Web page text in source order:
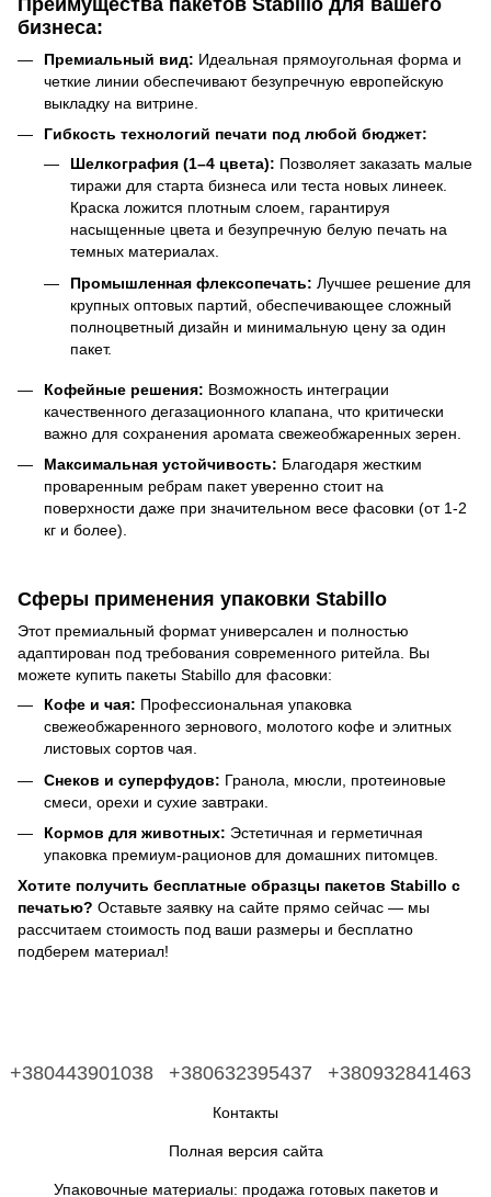
бизнеса:
Премиальный вид: Идеальная прямоугольная форма и
четкие линии обеспечивают безупречную европейскую
выкладку на витрине.
Гибкость технологий печати под любой бюджет:
Шелкография (1–4 цвета): Позволяет заказать малые
тиражи для старта бизнеса или теста новых линеек.
Краска ложится плотным слоем, гарантируя
насыщенные цвета и безупречную белую печать на
темных материалах.
Промышленная флексопечать: Лучшее решение для
крупных оптовых партий, обеспечивающее сложный
полноцветный дизайн и минимальную цену за один
пакет.
Кофейные решения: Возможность интеграции
качественного дегазационного клапана, что критически
важно для сохранения аромата свежеобжаренных зерен.
Максимальная устойчивость: Благодаря жестким
проваренным ребрам пакет уверенно стоит на
поверхности даже при значительном весе фасовки (от 1-2
кг и более).
Сферы применения упаковки Stabillo
Этот премиальный формат универсален и полностью
адаптирован под требования современного ритейла. Вы
можете купить пакеты Stabillo для фасовки:
Кофе и чая: Профессиональная упаковка
свежеобжаренного зернового, молотого кофе и элитных
листовых сортов чая.
Снеков и суперфудов: Гранола, мюсли, протеиновые
смеси, орехи и сухие завтраки.
Кормов для животных: Эстетичная и герметичная
упаковка премиум-рационов для домашних питомцев.
Хотите получить бесплатные образцы пакетов Stabillo с
печатью? Оставьте заявку на сайте прямо сейчас — мы
рассчитаем стоимость под ваши размеры и бесплатно
подберем материал!
+380443901038 +380632395437 +380932841463
Контакты
Полная версия сайта
Упаковочные материалы: продажа готовых пакетов и